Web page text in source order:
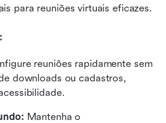
para reuniões virtuais eficazes.
reuniões rapidamente sem
downloads ou cadastros,
Mantenha o